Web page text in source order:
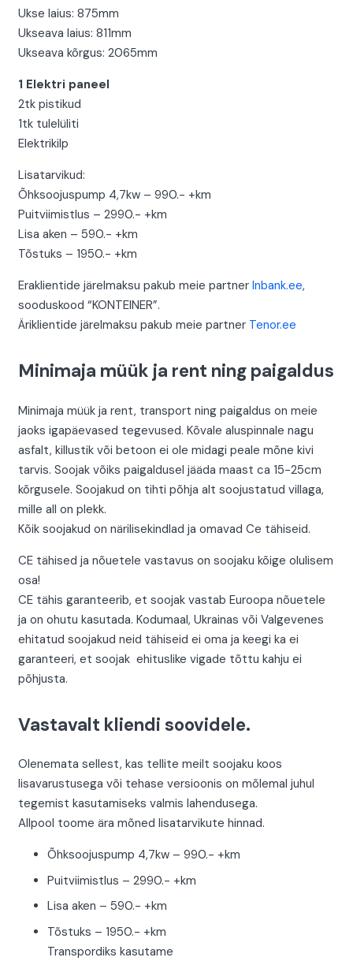
Ukse laius: 875mm
Ukseava laius: 811mm
Ukseava kõrgus: 2065mm
1 Elektri paneel
2tk pistikud
1tk tulelüliti
Elektrikilp
Lisatarvikud:
Õhksoojuspump 4,7kw – 990.- +km
Puitviimistlus – 2990.- +km
Lisa aken – 590.- +km
Tõstuks – 1950.- +km
Eraklientide järelmaksu pakub meie partner Inbank.ee,
sooduskood “KONTEINER”.
Äriklientide järelmaksu pakub meie partner Tenor.ee
Minimaja müük ja rent ning paigaldus
Minimaja müük ja rent, transport ning paigaldus on meie
jaoks igapäevased tegevused. Kõvale aluspinnale nagu
asfalt, killustik või betoon ei ole midagi peale mõne kivi
tarvis. Soojak võiks paigaldusel jääda maast ca 15-25cm
kõrgusele. Soojakud on tihti põhja alt soojustatud villaga,
mille all on plekk.
Kõik soojakud on närilisekindlad ja omavad Ce tähiseid.
CE tähised ja nõuetele vastavus on soojaku kõige olulisem
osa!
CE tähis garanteerib, et soojak vastab Euroopa nõuetele
ja on ohutu kasutada. Kodumaal, Ukrainas või Valgevenes
ehitatud soojakud neid tähiseid ei oma ja keegi ka ei
garanteeri, et soojak ehituslike vigade tõttu kahju ei
põhjusta.
Vastavalt kliendi soovidele.
Olenemata sellest, kas tellite meilt soojaku koos
lisavarustusega või tehase versioonis on mõlemal juhul
tegemist kasutamiseks valmis lahendusega.
Allpool toome ära mõned lisatarvikute hinnad.
Õhksoojuspump 4,7kw – 990.- +km
Puitviimistlus – 2990.- +km
Lisa aken – 590.- +km
Tõstuks – 1950.- +km
Transpordiks kasutame